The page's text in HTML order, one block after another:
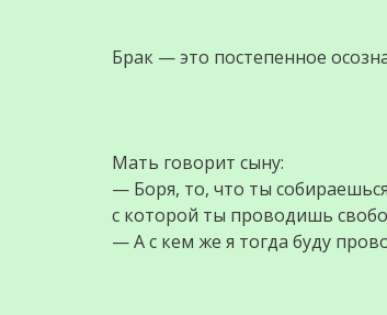
Брак — это постепенное
Мать говорит сыну:
— Боря, то, что ты
с которой ты проводишь
— А с кем же я тогда буду